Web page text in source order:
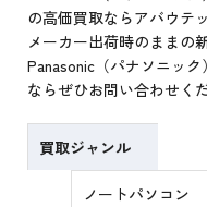
の高価買取ならアバウテ
メーカー出荷時のままの
Panasonic（パナソニッ
ならぜひお問い合わせく
買取ジャンル
ノートパソコン